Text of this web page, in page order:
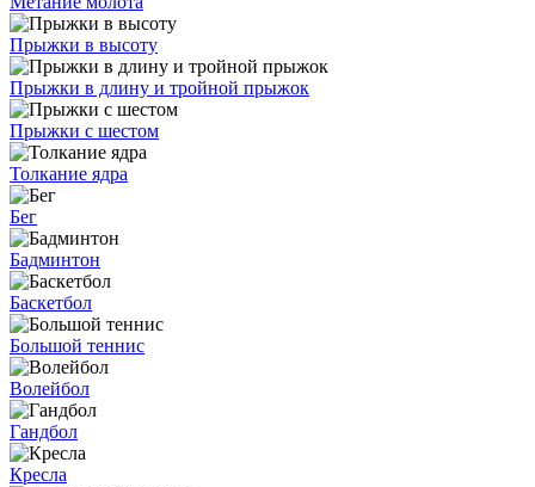
Прыжки в высоту
Прыжки в длину и тройной прыжок
Прыжки с шестом
Толкание ядра
Бег
Бадминтон
Баскетбол
Большой теннис
Волейбол
Гандбол
Кресла